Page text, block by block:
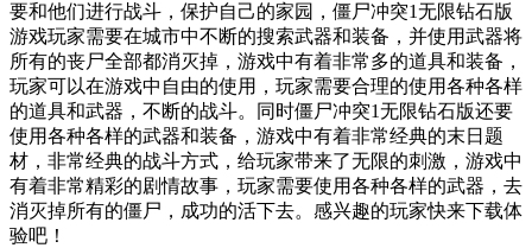
要和他们进行战斗，保护自己的家园，僵尸冲突1无限钻石版
游戏玩家需要在城市中不断的搜索武器和装备，并使用武器将
所有的丧尸全部都消灭掉，游戏中有着非常多的道具和装备，
玩家可以在游戏中自由的使用，玩家需要合理的使用各种各样
的道具和武器，不断的战斗。同时僵尸冲突1无限钻石版还要
使用各种各样的武器和装备，游戏中有着非常经典的末日题
材，非常经典的战斗方式，给玩家带来了无限的刺激，游戏中
有着非常精彩的剧情故事，玩家需要使用各种各样的武器，去
消灭掉所有的僵尸，成功的活下去。感兴趣的玩家快来下载体
验吧！